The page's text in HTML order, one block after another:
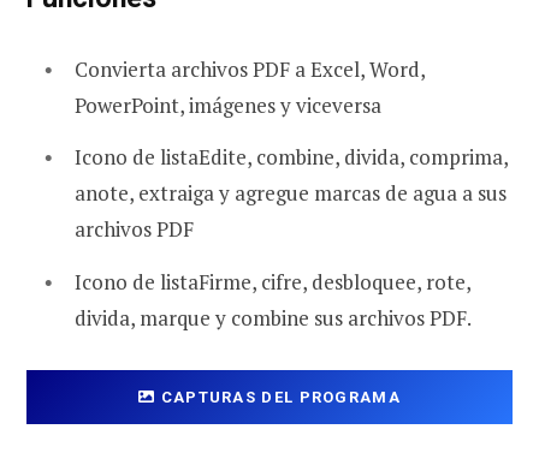
Convierta archivos PDF a Excel, Word,
PowerPoint, imágenes y viceversa
Icono de listaEdite, combine, divida, comprima,
anote, extraiga y agregue marcas de agua a sus
archivos PDF
Icono de listaFirme, cifre, desbloquee, rote,
divida, marque y combine sus archivos PDF.
CAPTURAS DEL PROGRAMA